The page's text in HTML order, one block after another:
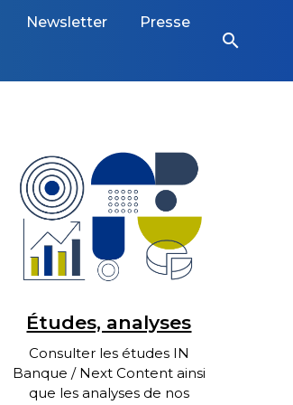
Newsletter Presse
search
Études, analyses
Consulter les études IN
Banque / Next Content ainsi
que les analyses de nos